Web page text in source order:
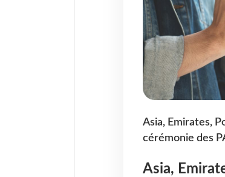
Asia, Emirates,
cérémonie des
Asia,